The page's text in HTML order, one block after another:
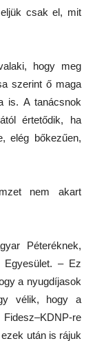
csak el, mit
hogy meg
szerint ő maga
is. A tanácsnok
értetődik, ha
elég bőkezűen,
nem akart
Péteréknek,
Egyesület. – Ez
a nyugdíjasok
vélik, hogy a
re
után is rájuk